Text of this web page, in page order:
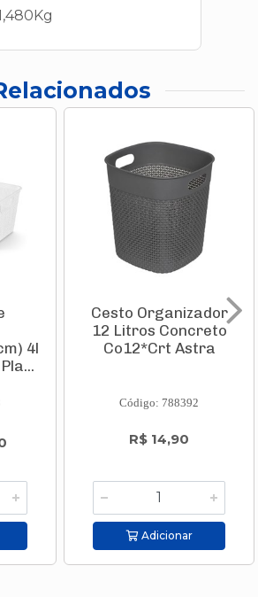
4l
Cesto Organizador
12 Litros Concreto
Co12*Crt Astra
Código: 788392
R$ 14,90
Adicionar